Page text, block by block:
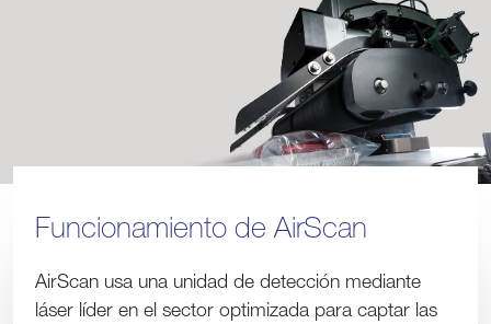
Funcionamiento de AirScan
AirScan usa una unidad de detección mediante
láser líder en el sector optimizada para captar las